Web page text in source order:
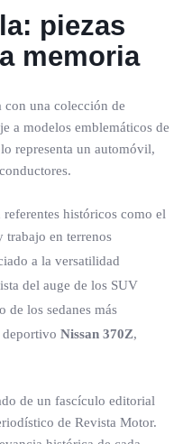
piezas
memoria
una colección de
a modelos emblemáticos de
representa un automóvil,
históricos como el
trabajo en terrenos
a la versatilidad
del auge de los SUV
de los sedanes más
Nissan 370Z,
de un fascículo editorial
de Revista Motor.